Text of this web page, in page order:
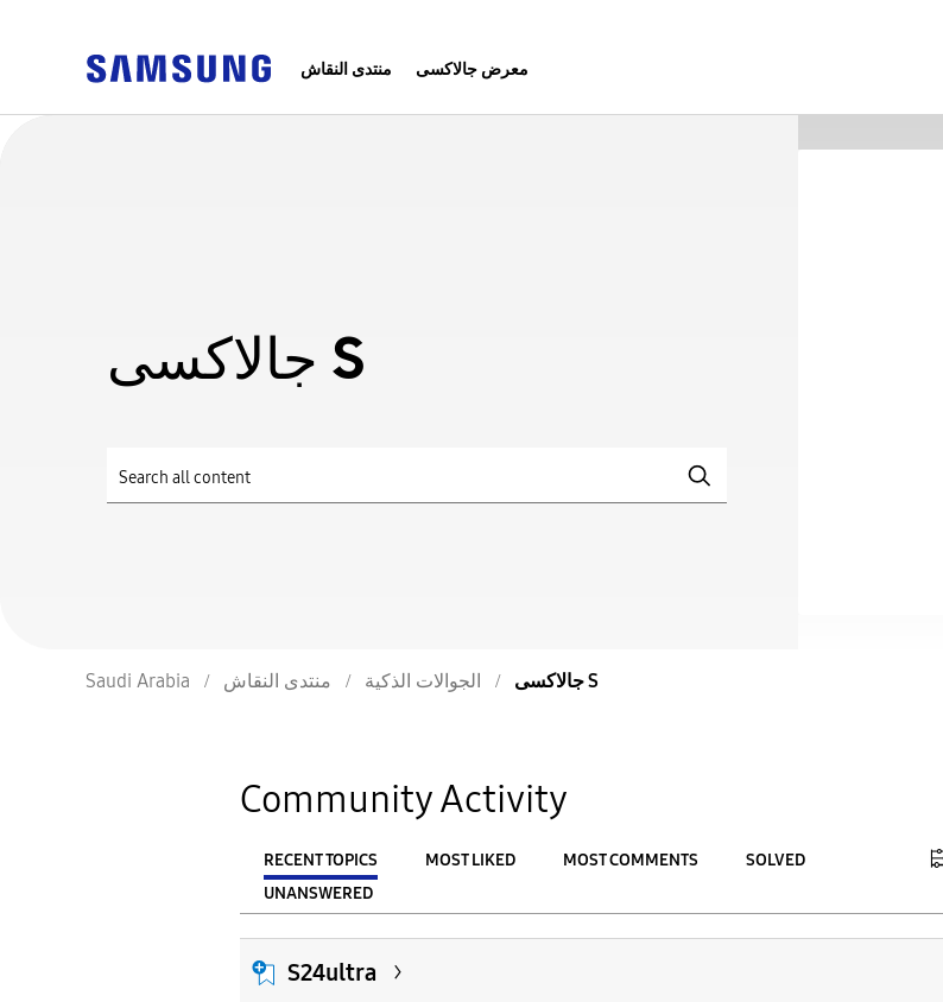
منتدى النقاش معرض جالاكسى
جالاكسى S
Saudi Arabia منتدى النقاش الجوالات الذكية جالاكسى S
Community Activity
RECENT TOPICS MOST LIKED MOST COMMENTS
SOLVED
UNANSWERED
From To
S24ultra